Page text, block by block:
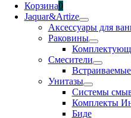
Корзина0
Jaquar&Artize
Аксессуары для
Раковины
Смесители
Унитазы
Системы
Комплекты
Биде